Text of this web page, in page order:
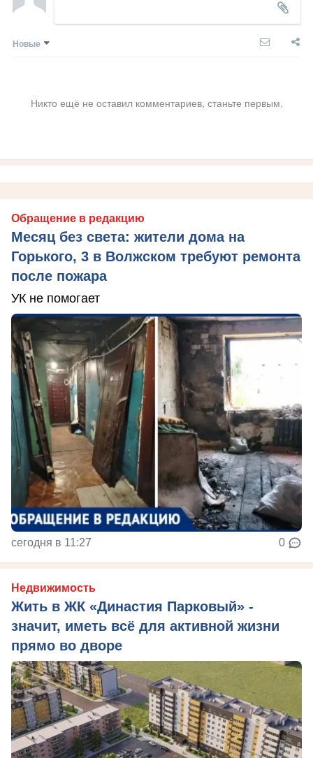
Новые
Никто ещё не оставил комментариев, станьте первым.
Обращение в редакцию
Месяц без света: жители дома на
Горького, 3 в Волжском требуют ремонта
после пожара
УК не помогает
сегодня в 11:27 0
Недвижимость
Жить в ЖК «Династия Парковый» -
значит, иметь всё для активной жизни
прямо во дворе